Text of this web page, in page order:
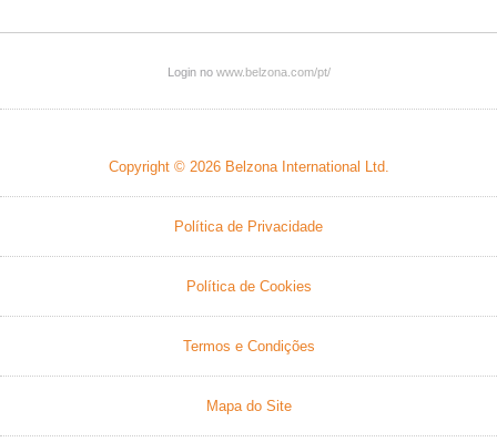
Login no www.belzona.com/pt/
Copyright © 2026 Belzona International Ltd.
Política de Privacidade
Política de Cookies
Termos e Condições
Mapa do Site